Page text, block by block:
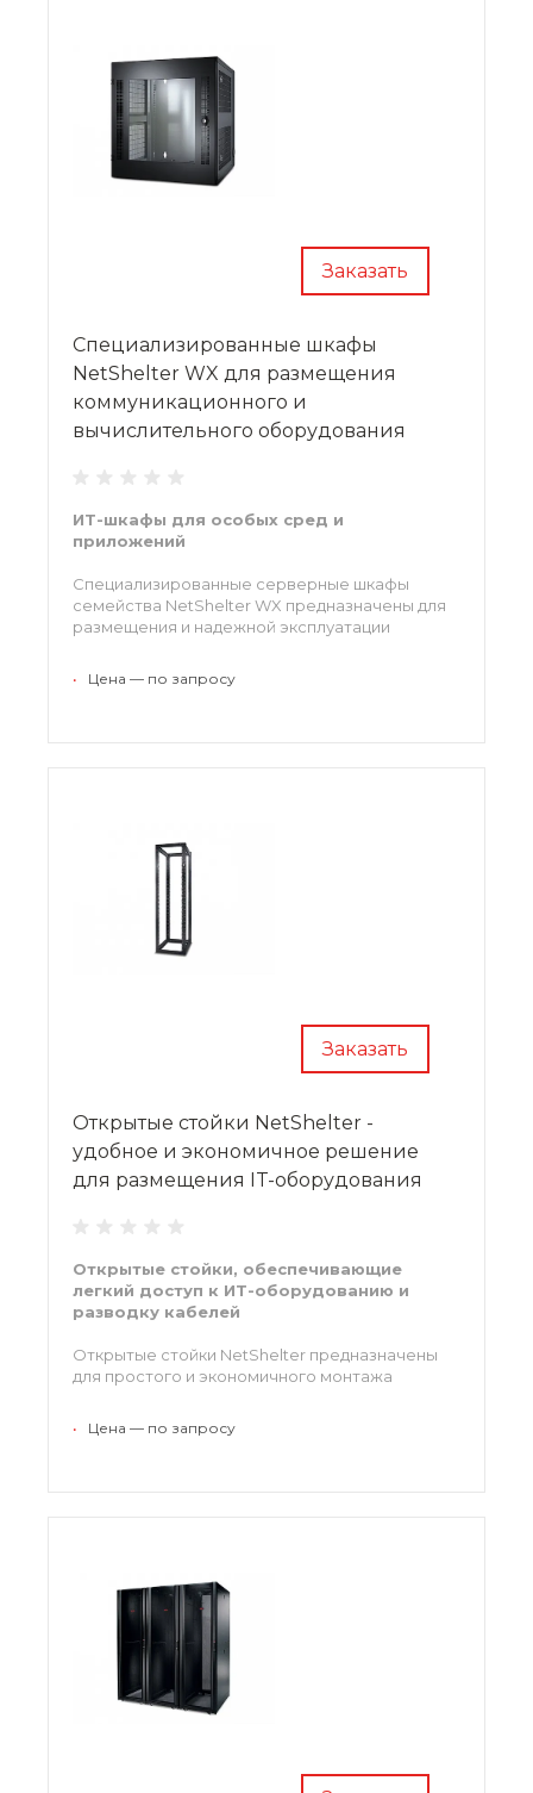
Заказать
Специализированные шкафы
NetShelter WX для размещения
коммуникационного и
вычислительного оборудования
ИТ-шкафы для особых сред и
приложений
Специализированные серверные шкафы
семейства NetShelter WX предназначены для
размещения и надежной эксплуатации
предназначены для развертывания небольших
• Цена — по запросу
Заказать
Открытые стойки NetShelter -
удобное и экономичное решение
для размещения IT-оборудования
Открытые стойки, обеспечивающие
легкий доступ к ИТ-оборудованию и
разводку кабелей
Открытые стойки NetShelter предназначены
для простого и экономичного монтажа
помещениях. Стойки являются идеальным
• Цена — по запросу